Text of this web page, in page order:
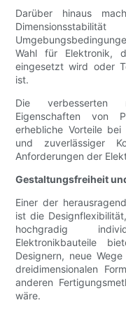
Darüber hinaus
Wahl für Elektronik,
eingesetzt wird oder
ist.
Die verbesserten
Eigenschaften von
erhebliche Vorteile
und zuverlässiger
Anforderungen der
Gestaltungsfreiheit
Einer der
ist die
hochgradig
Elektronikbauteile
Designern, neue
dreidimensionalen
anderen
wäre.